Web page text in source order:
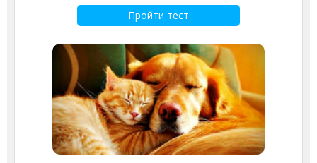
Пройти тест